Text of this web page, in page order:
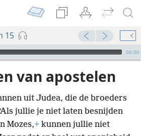
15
00:00
van apostelen
uit Judea, die de broeders
jullie je niet laten besnijden
Mozes,+ kunnen jullie niet